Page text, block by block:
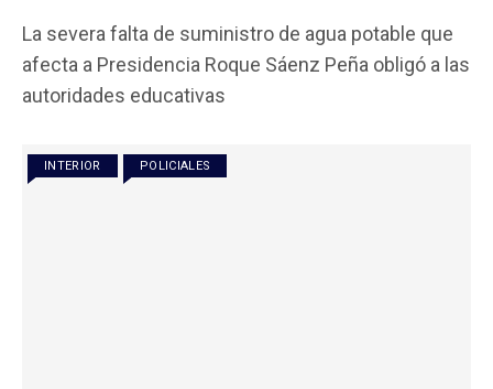
ce
b
o
k
tt
er
at
s
p
p
ail m
p
La severa falta de suministro de agua potable que
afecta a Presidencia Roque Sáenz Peña obligó a las
autoridades educativas
INTERIOR POLICIALES